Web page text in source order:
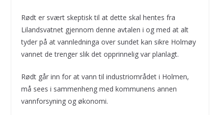
Rødt er svært skeptisk til at dette skal hentes fra
Lilandsvatnet gjennom denne avtalen i og med at alt
tyder på at vannledninga over sundet kan sikre Holmøy
vannet de trenger slik det opprinnelig var planlagt.
Rødt går inn for at vann til industriområdet i Holmen,
må sees i sammenheng med kommunens annen
vannforsyning og økonomi.